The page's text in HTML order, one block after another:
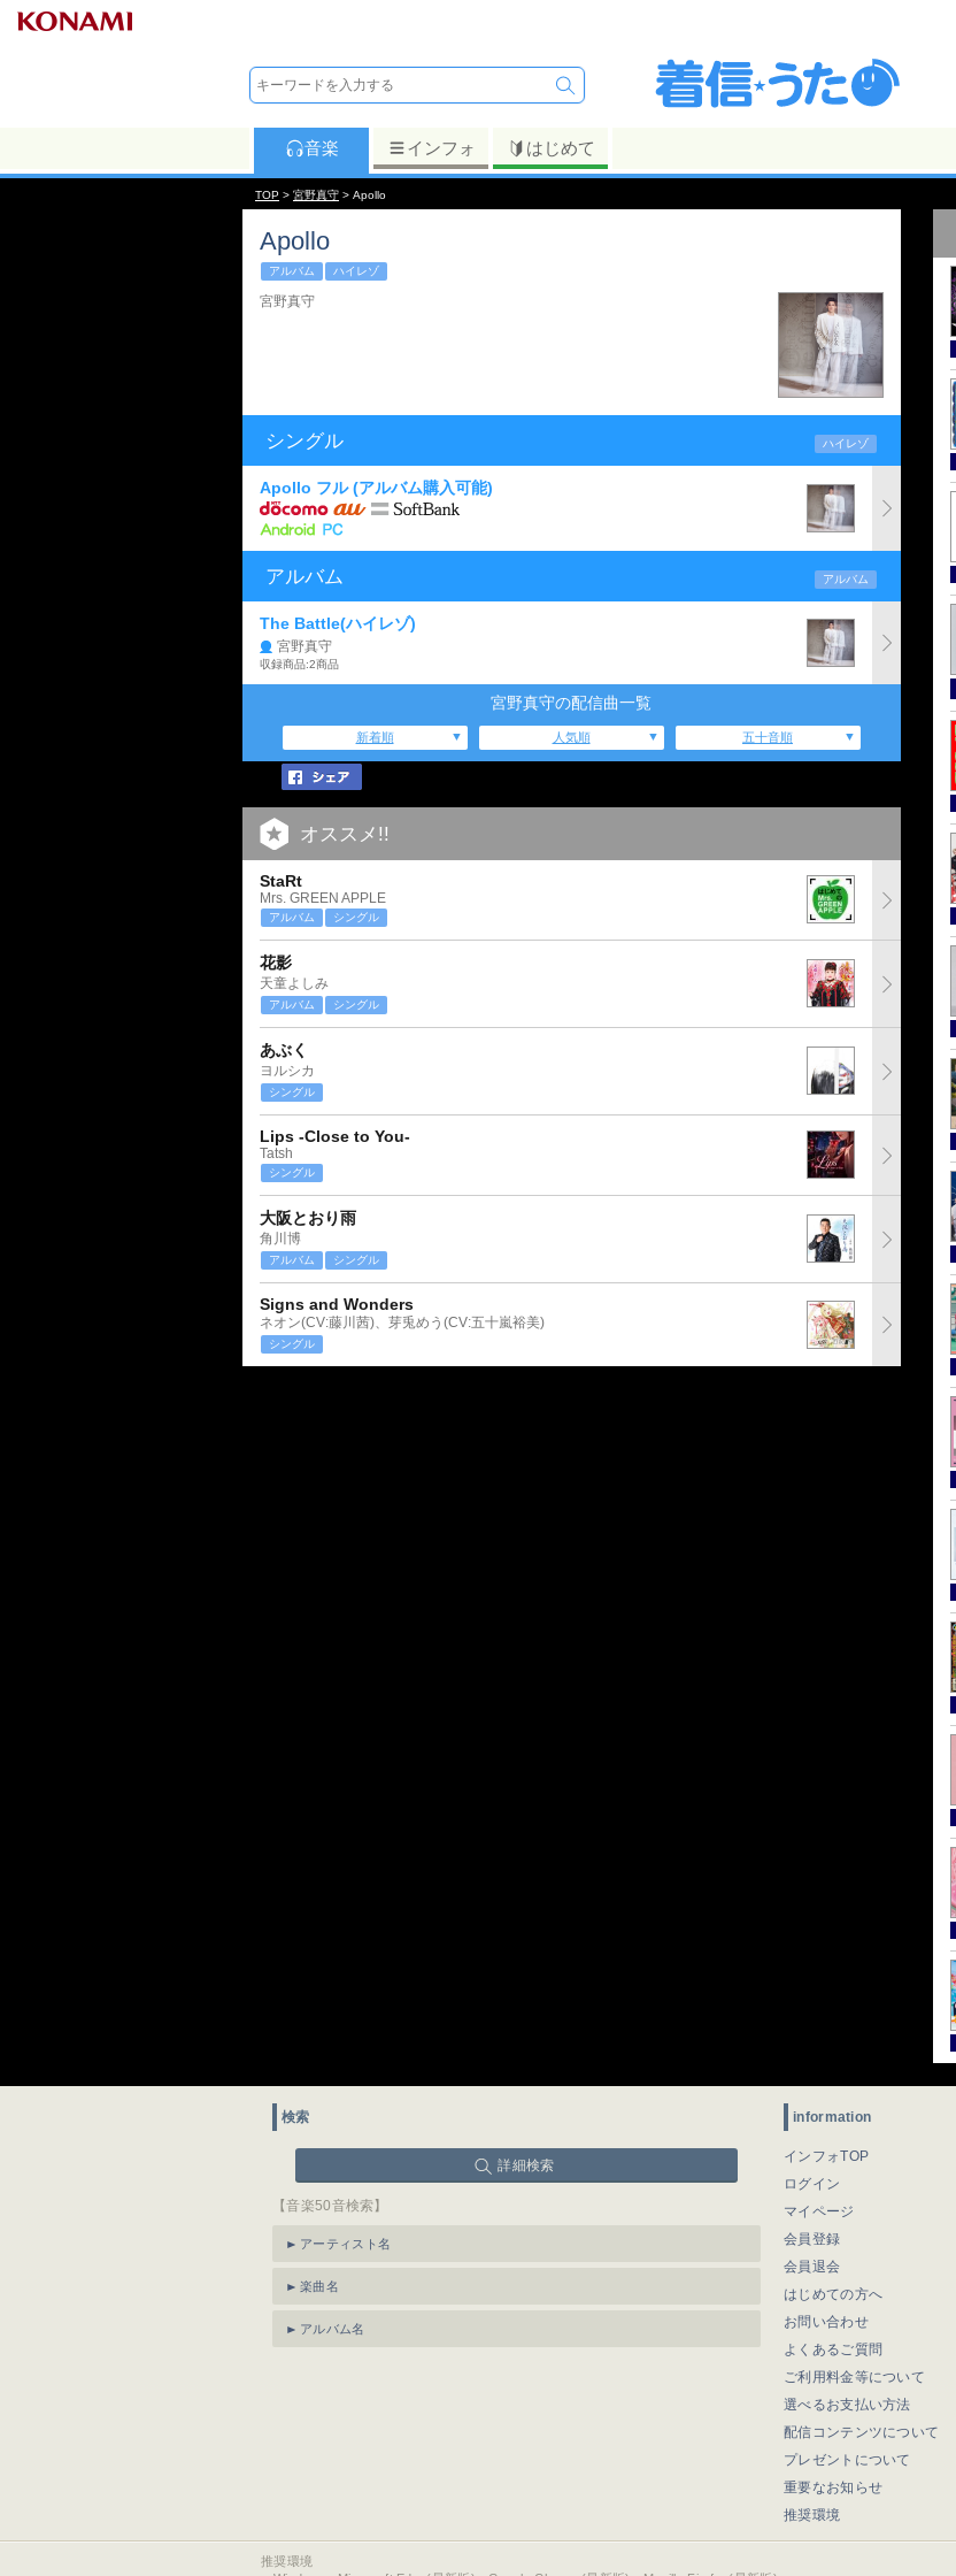
音楽 インフォ はじめて
TOP > 宮野真守 > Apollo
Apollo
アルバム ハイレゾ
宮野真守
シングル ハイレゾ
Apollo フル (アルバム購入可能)
アルバム アルバム
The Battle(ハイレゾ)
宮野真守
収録商品:2商品
宮野真守の配信曲一覧
新着順 人気順 五十音順
オススメ!!
StaRt
Mrs. GREEN APPLE
アルバム シングル
花影
天童よしみ
アルバム シングル
あぶく
ヨルシカ
シングル
Lips -Close to You-
Tatsh
シングル
大阪とおり雨
角川博
アルバム シングル
Signs and Wonders
ネオン(CV:藤川茜)、芽兎めう(CV:五十嵐裕美)
シングル
検索
詳細検索
【音楽50音検索】
アーティスト名
楽曲名
アルバム名
information
インフォTOP
ログイン
マイページ
会員登録
会員退会
はじめての方へ
お問い合わせ
よくあるご質問
ご利用料金等について
選べるお支払い方法
配信コンテンツについて
プレゼントについて
重要なお知らせ
推奨環境
推奨環境